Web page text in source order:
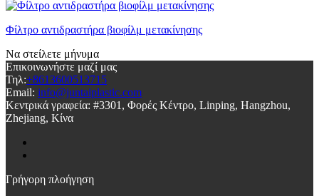
Φίλτρο αντιδραστήρα βιοφίλμ μετακίνησης
Να στείλετε μήνυμα
Επικοινωνήστε μαζί μας
Τηλ:+8613600513715
Email: info@juntaiplastic.com
Κεντρικά γραφεία: #3301, Φορές Κέντρο, Linping, Hangzhou,
Zhejiang, Κίνα
Γρήγορη πλοήγηση